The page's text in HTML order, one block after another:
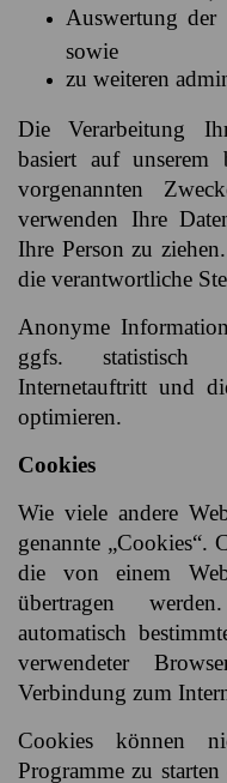
Auswertung der
sowie
zu weiteren
Die Verarbeitung
basiert auf unserem
vorgenannten
verwenden Ihre
Ihre Person zu
die verantwortliche
Anonyme
ggfs. statistisch
Internetauftritt und
optimieren.
Cookies
Wie viele andere
genannte „Cookies“.
die von einem
übertragen
automatisch
verwendeter
Verbindung zum
Cookies können
Programme zu